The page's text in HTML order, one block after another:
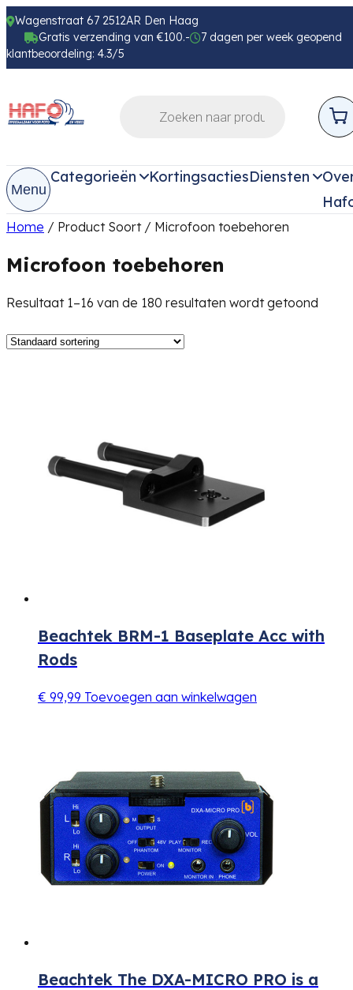
Wagenstraat 67 2512AR Den Haag
Gratis verzending van €100.-
7 dagen per week geopend
klantbeoordeling: 4.3/5
Menu
Categorieën KortingsactiesDiensten
Home / Product Soort / Microfoon toebehoren
Microfoon toebehoren
Resultaat 1–16 van de 180 resultaten wordt getoond
Beachtek BRM-1 Baseplate Acc with
Rods
€ 99,99 Toevoegen aan winkelwagen
Beachtek The DXA-MICRO PRO is a